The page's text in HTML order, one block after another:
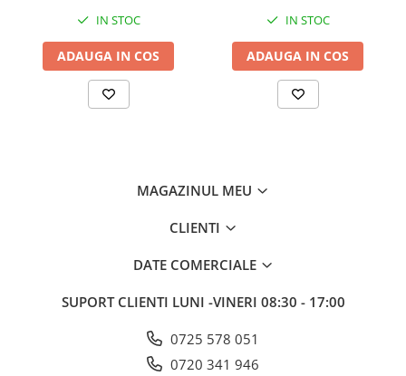
IN STOC
ADAUGA IN COS
IN STOC
ADAUGA IN COS
MAGAZINUL MEU
CLIENTI
DATE COMERCIALE
SUPORT CLIENTI LUNI -VINERI 08:30 - 17:00
0725 578 051
0720 341 946